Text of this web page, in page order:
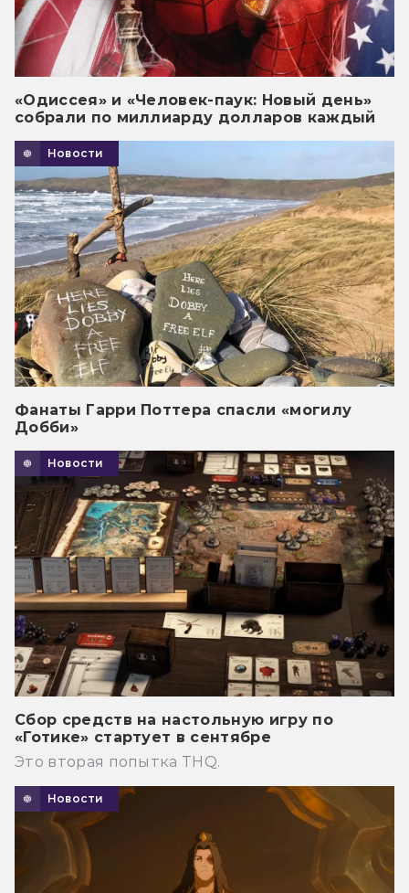
«Одиссея» и «Человек-паук: Новый день»
собрали по миллиарду долларов каждый
Новости
Фанаты Гарри Поттера спасли «могилу
Добби»
Новости
Сбор средств на настольную игру по
«Готике» стартует в сентябре
Это вторая попытка THQ.
Новости